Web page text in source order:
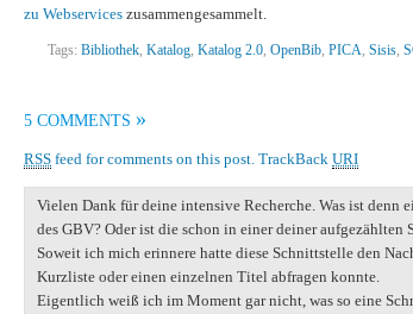
zu Webservices zusammengesammelt.
Tags: Bibliothek, Katalog, Katalog 2.0, OpenBib, PICA, Sisis,
5 COMMENTS »
RSS feed for comments on this post. TrackBack URI
Vielen Dank für deine intensive Recherche. Was ist
des GBV? Oder ist die schon in einer deiner aufgezählten
Soweit ich mich erinnere hatte diese Schnittstelle den
Kurzliste oder einen einzelnen Titel abfragen konnte.
Eigentlich weiß ich im Moment gar nicht, was so eine